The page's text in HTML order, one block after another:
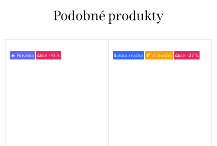
🔥 Novinka -43 % Italská značka 🍂 Z modalu -27 %